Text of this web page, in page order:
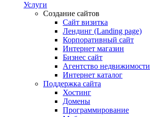
Услуги
Создание сайтов
Сайт визитка
Лендинг (Landing page)
Корпоративный сайт
Интернет магазин
Бизнес сайт
Агентство недвижимости
Интернет каталог
Поддержка сайта
Хостинг
Домены
Программирование